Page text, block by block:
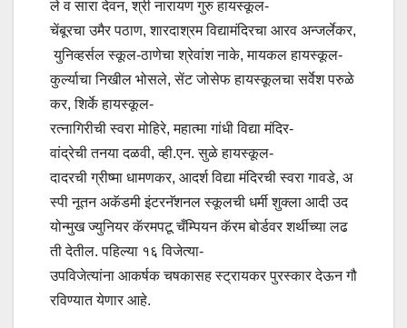
ले व सारा देवन, श्री नारायण गुरु हायस्कूल-
चेंबूरचा उमैर पठाण, शारदाश्रम विद्यामंदिरचा आरव अन्जर्लेकर,
युनिव्हर्सल स्कूल-ठाणेचा श्रेवांश नाके, मायकल हायस्कूल-
कुर्ल्याचा निखील भोसले, सेंट जोसेफ हायस्कूलचा सर्वेश परुळे
कर, शिर्के हायस्कूल-
रत्नागिरीची स्वरा मोहिरे, महात्मा गांधी विद्या मंदिर-
वांद्रेची तनया दळवी, व्ही.एन. सुळे हायस्कूल-
दादरची ग्रीष्मा धामणकर, आदर्श विद्या मंदिरची स्वरा गावडे, अ
स्पी नूतन अकॅडमी इंटरनॅशनल स्कूलची धर्मी शुक्ला आदी उद
योन्मुख ज्युनियर कॅरमपटू चँम्पियन कॅरम बोर्डवर शर्थीच्या लढ
ती देतील. पहिल्या १६ विजेत्या-
उपविजेत्यांना आकर्षक चषकासह स्ट्रायकर पुरस्कार देऊन गौ
रविण्यात येणार आहे.